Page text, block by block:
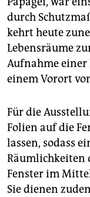
durch
kehrt heute
Lebensräume
Aufnahme einer
einem Vorort
Für die
Folien auf die
lassen, sodass
Räumlichkeiten
Fenster im
Sie dienen